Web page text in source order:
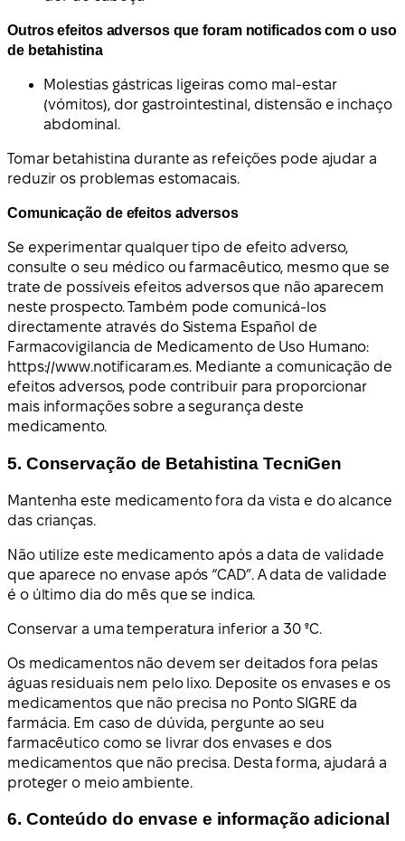
Outros efeitos adversos que foram notificados com o uso
de betahistina
Molestias gástricas ligeiras como mal-estar
(vómitos), dor gastrointestinal, distensão e inchaço
abdominal.
Tomar betahistina durante as refeições pode ajudar a
reduzir os problemas estomacais.
Comunicação de efeitos adversos
Se experimentar qualquer tipo de efeito adverso,
consulte o seu médico ou farmacêutico, mesmo que se
trate de possíveis efeitos adversos que não aparecem
neste prospecto. Também pode comunicá-los
directamente através do Sistema Español de
Farmacovigilancia de Medicamento de Uso Humano:
https://www.notificaram.es. Mediante a comunicação de
efeitos adversos, pode contribuir para proporcionar
mais informações sobre a segurança deste
medicamento.
5. Conservação de Betahistina TecniGen
Mantenha este medicamento fora da vista e do alcance
das crianças.
Não utilize este medicamento após a data de validade
que aparece no envase após “CAD”. A data de validade
é o último dia do mês que se indica.
Conservar a uma temperatura inferior a 30 ºC.
Os medicamentos não devem ser deitados fora pelas
águas residuais nem pelo lixo. Deposite os envases e os
medicamentos que não precisa no Ponto SIGRE da
farmácia. Em caso de dúvida, pergunte ao seu
farmacêutico como se livrar dos envases e dos
medicamentos que não precisa. Desta forma, ajudará a
proteger o meio ambiente.
6. Conteúdo do envase e informação adicional